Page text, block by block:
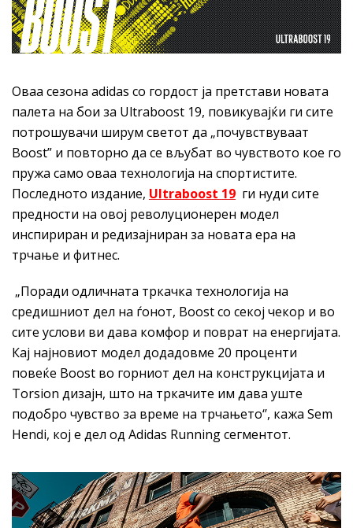
Оваа сезона adidas со гордост ја претстави новата
палета на бои за Ultraboost 19, повикувајќи ги сите
потрошувачи ширум светот да „почувствуваат
Boost” и повторно да се вљубат во чувството кое го
пружа само оваа технологија на спортистите.
Последното издание, Ultraboost 19 ги нуди сите
предности на овој револуционерен модел
инспириран и редизајниран за новата ера на
трчање и фитнес.
„Поради одличната тркачка технологија на
средишниот дел на ѓонот, Boost со секој чекор и во
сите услови ви дава комфор и поврат на енергијата.
Кај најновиот модел додадовме 20 проценти
повеќе Boost во горниот дел на конструкцијата и
Torsion дизајн, што на тркачите им дава уште
подобро чувство за време на трчањето‘’, кажа Sem
Hendi, кој е дел од Adidas Running сегментот.